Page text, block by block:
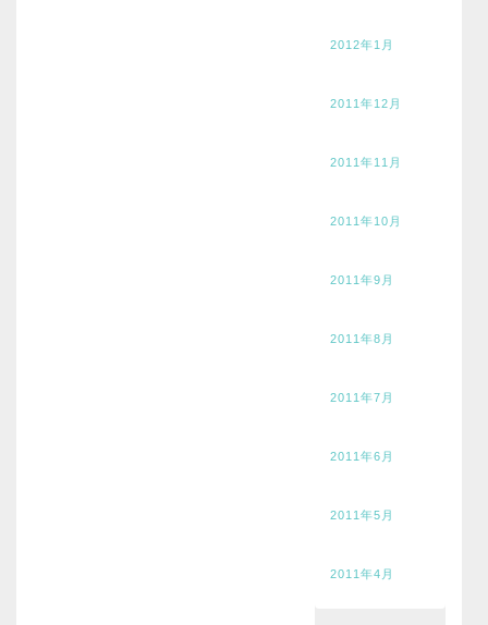
2012年1月
2011年12月
2011年11月
2011年10月
2011年9月
2011年8月
2011年7月
2011年6月
2011年5月
2011年4月